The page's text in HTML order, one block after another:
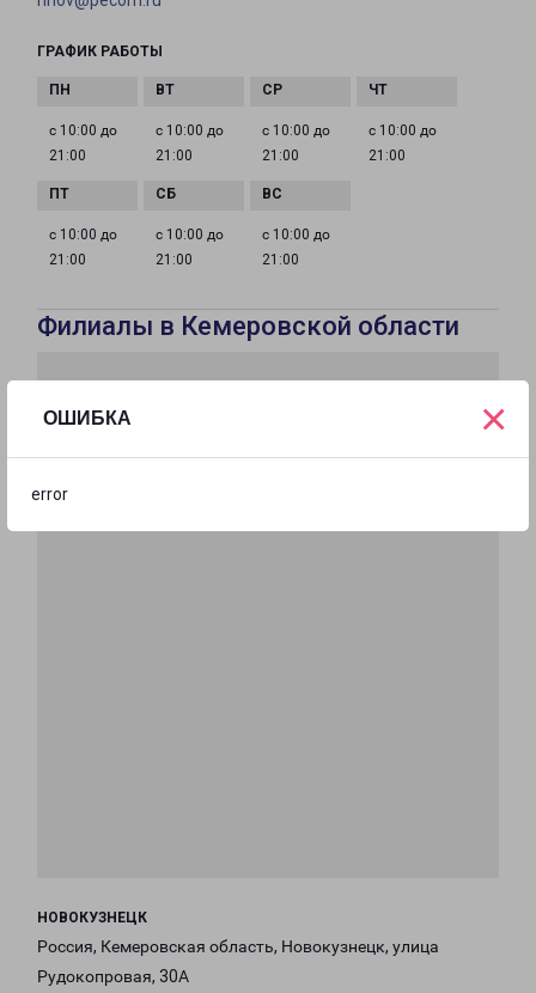
ОШИБКА
error
×
ГРАФИК РАБОТЫ
с 10:00 до
21:00
с 10:00 до
21:00
с 10:00 до
21:00
с 10:00 до
21:00
с 10:00 до
21:00
с 10:00 до
21:00
с 10:00 до
21:00
Филиалы в Кемеровской области
НОВОКУЗНЕЦК
Россия, Кемеровская область, Новокузнецк, улица
Рудокопровая, 30А